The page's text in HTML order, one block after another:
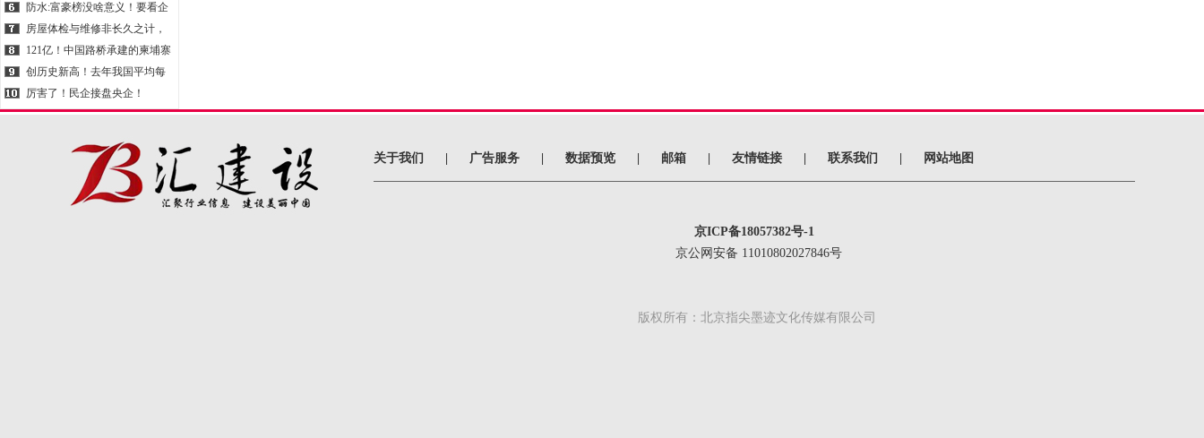
局之钥!
防水:富豪榜没啥意义！要看企
业对社会的贡献！
房屋体检与维修非长久之计，
做好防水才是治本之策
121亿！中国路桥承建的柬埔寨
德崇扶南运河项目正式开工！
创历史新高！去年我国平均每
天完成交通基础设施投资107亿
元！
厉害了！民企接盘央企！
关于我们 广告服务 数据预览 邮箱 友情链接 联系我们 网站地图
京ICP备18057382号-1
京公网安备 11010802027846号
版权所有：北京指尖墨迹文化传媒有限公司